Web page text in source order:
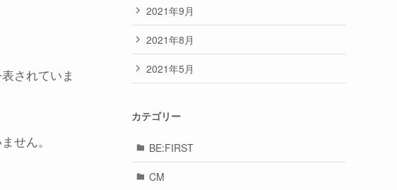
されていま
せん。
2021年9月
2021年8月
2021年5月
カテゴリー
BE:FIRST
CM